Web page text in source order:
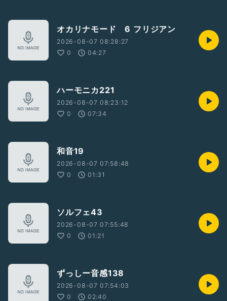
オカリナモード 6 フリジアン
2026-08-07 08:28:27
0
04:27
ハーモニカ221
2026-08-07 08:23:12
0
07:34
和音19
2026-08-07 07:58:48
0
01:31
ソルフェ43
2026-08-07 07:55:48
0
01:21
ずっしー音感138
2026-08-07 07:54:03
0
02:40